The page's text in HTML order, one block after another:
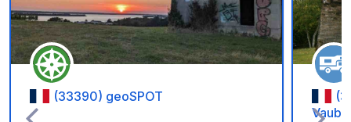
(33390) geoSPOT